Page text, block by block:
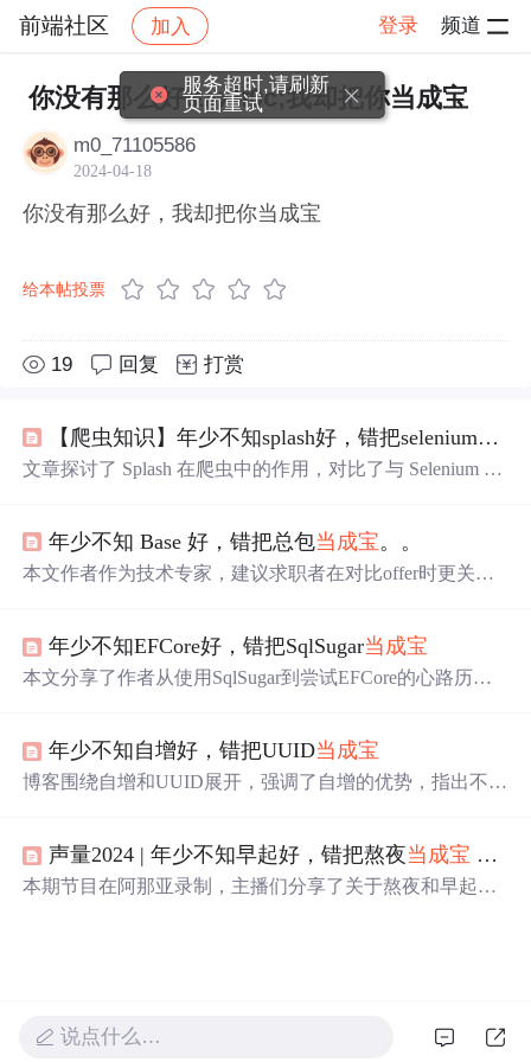
前端社区 加入 登录 频道
社区 前端社区 感慨 帖子详情
你没有那么好&#xff0c;我却把你当成宝
m0_71105586
2024-04-18
你没有那么好，我却把你当成宝
给本帖投票
19 回复 打赏
【爬虫知识】年少不知splash好，错把selenium
当成
文章探讨了 Splash 在爬虫中的作用，对比了与 Selenium 的
配置和使用 Splash，包括发送 GET 和 POST 请求，并强调
了 Splash 在无反爬策略但需要JS渲染场景下的优势。
年少不知 Base 好，错把总包当成宝。。
本文作者作为技术专家，建议求职者在对比offer时更关注B
性和相关因素。
年少不知EFCore好，错把SqlSugar当成宝
本文分享了作者从使用SqlSugar到尝试EFCore的心路历
年少不知自增好，错把UUID当成宝
博客围绕自增和UUID展开，强调了自增的优势，指出不应
声量2024 | 年少不知早起好，错把熬夜当成宝
本期节目在阿那亚录制，主播们分享了关于熬夜和早起的
说点什么…
服务超时,请刷新
页面重试